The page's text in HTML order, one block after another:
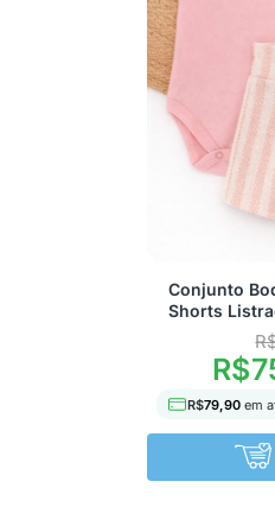
Conjunto
Shorts
R$
R$79,90 em